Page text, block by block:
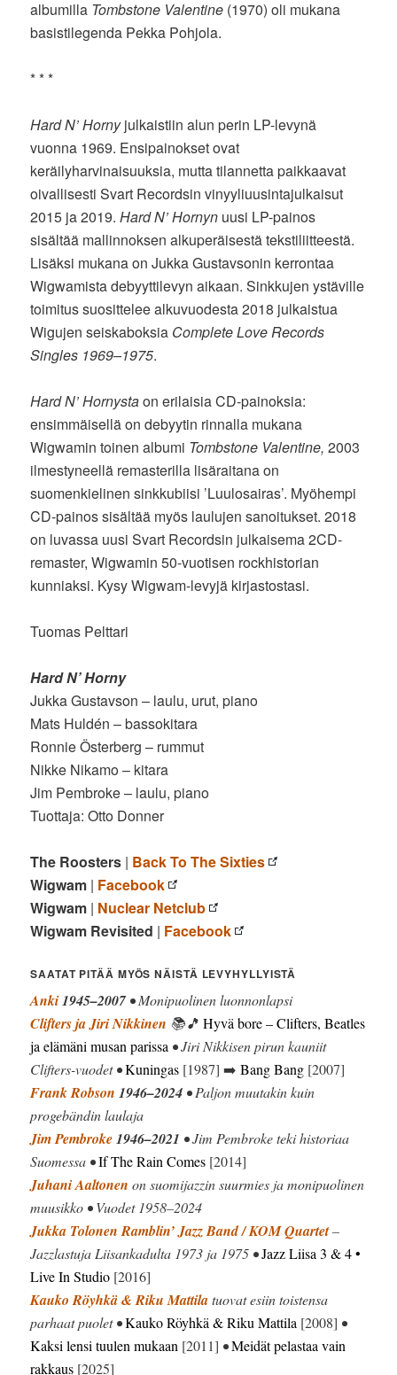
albumilla Tombstone Valentine (1970) oli mukana
basistilegenda Pekka Pohjola.
* * *
Hard N’ Hornyjulkaistiin alun perin LP-levynä
vuonna 1969. Ensipainokset ovat
keräilyharvinaisuuksia, mutta tilannetta paikkaavat
oivallisesti Svart Recordsin vinyyliuusintajulkaisut
2015 ja 2019.Hard N’ Hornyn uusi LP-painos
sisältää mallinnoksen alkuperäisestä tekstiliitteestä.
Lisäksi mukana on Jukka Gustavsonin kerrontaa
Wigwamista debyyttilevyn aikaan. Sinkkujen ystäville
toimitus suosittelee alkuvuodesta 2018 julkaistua
Wigujen seiskaboksia Complete Love Records
Singles 1969–1975.
Hard N’ Hornystaon erilaisia CD-painoksia:
ensimmäisellä on debyytin rinnalla mukana
Wigwamin toinen albumi Tombstone Valentine, 2003
ilmestyneellä remasterilla lisäraitana on
suomenkielinen sinkkubiisi ’Luulosairas’. Myöhempi
CD-painos sisältää myös laulujen sanoitukset. 2018
on luvassa uusi Svart Recordsin julkaisema 2CD-
remaster, Wigwamin 50-vuotisen rockhistorian
kunniaksi. Kysy Wigwam-levyjä kirjastostasi.
Tuomas Pelttari
Hard N’ Horny
Jukka Gustavson – laulu, urut, piano
Mats Huldén – bassokitara
Ronnie Österberg – rummut
Nikke Nikamo – kitara
Jim Pembroke – laulu, piano
Tuottaja: Otto Donner
The Roosters | Back To The Sixties
Wigwam | Facebook
Wigwam | Nuclear Netclub
Wigwam Revisited | Facebook
SAATAT PITÄÄ MYÖS NÄISTÄ LEVYHYLLYISTÄ
Anki1945–2007• Monipuolinen luonnonlapsi
Clifters ja Jiri Nikkinen 📚🎵Hyvä bore – Clifters, Beatles
ja elämäni musan parissa • Jiri Nikkisen pirun kauniit
Clifters-vuodet •Kuningas [1987] ➡️Bang Bang [2007]
Frank Robson 1946–2024 • Paljon muutakin kuin
progebändin laulaja
Jim Pembroke1946–2021 • Jim Pembroke teki historiaa
Suomessa •If The Rain Comes [2014]
Juhani Aaltonen on suomijazzin suurmies ja monipuolinen
muusikko • Vuodet 1958–2024
Jukka Tolonen Ramblin’ Jazz Band / KOM Quartet–
Jazzlastuja Liisankadulta 1973 ja 1975 •Jazz Liisa 3 & 4 •
Live In Studio [2016]
Kauko Röyhkä & Riku Mattilatuovat esiin toistensa
parhaat puolet •Kauko Röyhkä & Riku Mattila [2008] •
Kaksi lensi tuulen mukaan [2011] •Meidät pelastaa vain
rakkaus [2025]